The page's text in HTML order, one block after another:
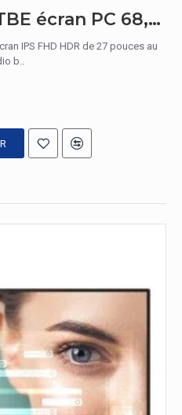
BenQ 9H.LKTLA.TBE écran PC 68,6 cm (27") 3840 x 2160 pixels 4K Ultra HD LED Noir
IPS FHD HDR de 27 pouces au
b..